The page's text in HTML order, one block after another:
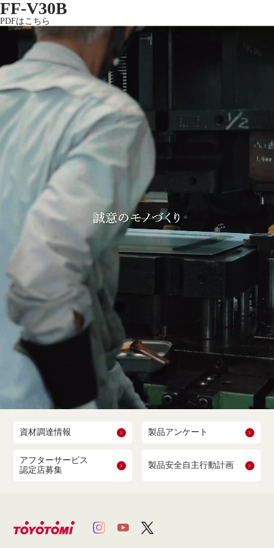
FF-V30B
PDFはこちら
資材調達情報 製品アンケート
アフターサービス
認定店募集
製品安全自主行動計画